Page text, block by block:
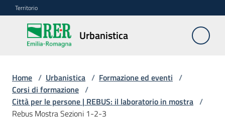
Vai al contenuto
Vai alla navigazione
Vai al footer
Territorio
Urbanistica
Urbanistica
Monitoraggio
LR
24/2017
Home / Urbanistica / Formazione ed eventi /
Corsi di formazione /
Città per le persone | REBUS: il laboratorio in mostra /
Rebus Mostra Sezioni 1-2-3